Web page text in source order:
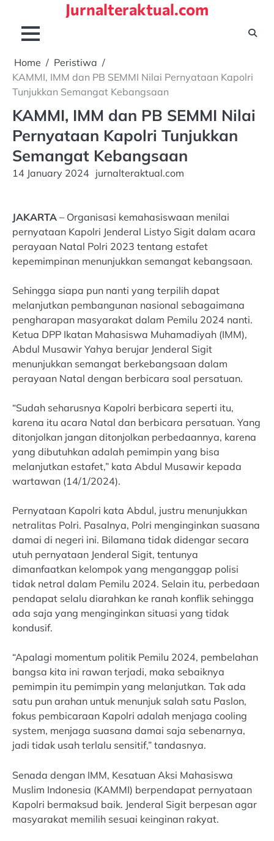
content
Jurnalteraktual.com
Home
Peristiwa
KAMMI, IMM dan PB SEMMI Nilai Pernyataan Kapolri
Tunjukkan Semangat Kebangsaan
KAMMI, IMM dan PB SEMMI Nilai
Pernyataan Kapolri Tunjukkan
Semangat Kebangsaan
14 January 2024 jurnalteraktual.com
JAKARTA – Organisasi kemahasiswaan menilai
pernyataan Kapolri Jenderal Listyo Sigit dalam acara
perayaan Natal Polri 2023 tentang estafet
kepemimpinan menunjukkan semangat kebangsaan.
Sehingga siapa pun nanti yang terpilih dapat
melanjutkan pembangunan nasional sebagaimana
pengharapan masyarakat dalam Pemilu 2024 nanti.
Ketua DPP Ikatan Mahasiswa Muhamadiyah (IMM),
Abdul Musawir Yahya berujar Jenderal Sigit
menunjukkan semangat berkebangsaan dalam
perayaan Natal dengan berbicara soal persatuan.
“Sudah seharusnya Kapolri berbicara seperti itu,
karena itu acara Natal dan berbicara persatuan. Yang
ditonjolkan jangan ditonjolkan perbedaannya, karena
yang dibutuhkan adalah pemimpin yang bisa
melanjutkan estafet,” kata Abdul Musawir kepada
wartawan (14/1/2024).
Pernyataan Kapolri kata Abdul, justru menunjukkan
netralitas Polri. Pasalnya, Polri menginginkan suasana
damai di negeri ini. Bilamana tidak didengar secara
utuh pernyataan Jenderal Sigit, tentunya
dimanfaatkan kelompok yang menganggap polisi
tidak netral dalam Pemilu 2024. Selain itu, perbedaan
pendapat selalu diarahkan ke ranah konflik sehingga
ada saja yang menginginkan situasi yang tidak
kondusif.
“Apalagi momentum politik Pemilu 2024, pembelahan
bangsa kita ini rawan terjadi, maka sebaiknya
pemimpin itu pemimpin yang melanjutkan. Tak ada
satu pun arahan untuk menunjuk salah satu Paslon,
fokus pembicaraan Kapolri adalah menjaga cooling
system, menjaga suasana damai saja sebenarnya,
jadi tidak usah terlalu sensitif,” tandasnya.
Senada dengan IMM, Kesatuan Aksi Mahasiswa
Muslim Indonesia (KAMMI) berpendapat pernyataan
Kapolri bermaksud baik. Jenderal Sigit berpesan agar
masyarakat memilih sesuai keinginan rakyat.